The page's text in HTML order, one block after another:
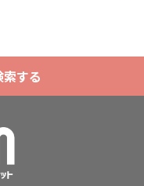
する